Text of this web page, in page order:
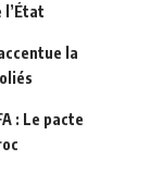
la
: Le pacte